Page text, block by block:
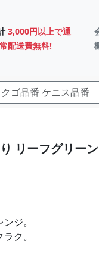
3,000円以上で通
常配送費無料!
リーフグリーン
ジ。
ク。